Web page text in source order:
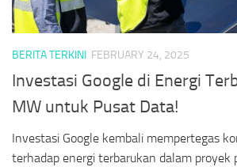
BERITA TERKINI FEBRUARY 24, 2025
Investasi Google di Energi
MW untuk Pusat Data!
Investasi Google kembali mempertegas
terhadap energi terbarukan dalam proyek